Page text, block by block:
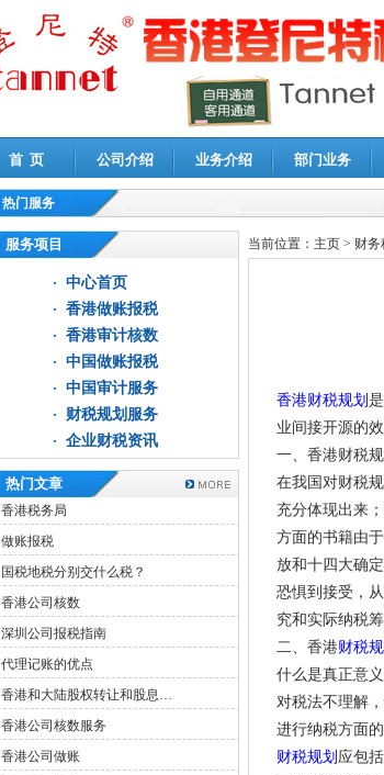
首 页 公司介绍 业务介绍 部门业务
热门服务
高新技术企业认定审计|企业所得税汇算清缴申报鉴证
服务项目
中心首页
香港做账报税
香港审计核数
中国做账报税
中国审计服务
财税规划服务
企业财税资讯
热门文章
香港税务局
做账报税
国税地税分别交什么税？
香港公司核数
深圳公司报税指南
代理记账的优点
香港和大陆股权转让和股息…
香港公司核数服务
香港公司做账
当前位置： 主页 > 财务
香港财税规划
业间接开源的
一、香港财税
在我国对财税
充分体现出来
方面的书籍由
放和十四大确
恐惧到接受，
究和实际纳税
二、香港财税
什么是真正意
对税法不理解
进行纳税方面
财税规划 应包